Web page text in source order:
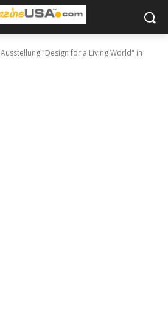
Ausstellung "Design for a Living World" in